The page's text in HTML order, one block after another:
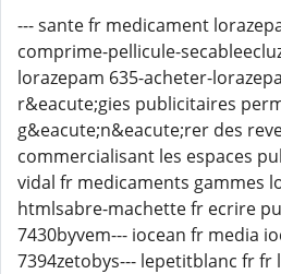
--- sante fr medicament
comprime-pellicule-
lorazepam 635-acheter-
r&eacute;gies publicitaires
g&eacute;n&eacute;rer des
commercialisant les espaces
vidal fr medicaments gammes
htmlsabre-machette fr ecrire
7430byvem--- iocean fr media
7394zetobys--- lepetitblanc fr fr